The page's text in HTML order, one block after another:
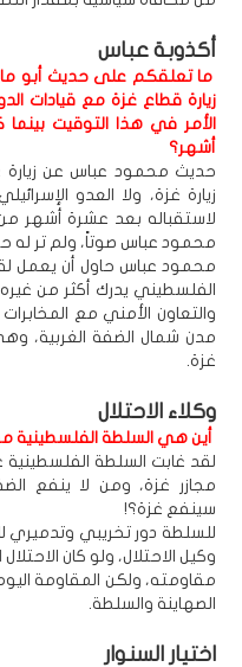
أكذوبة عباس
ما تعلقكم على حديث أبو
زيارة قطاع غزة مع قيادات
الأمر في هذا التوقيت
أشهر؟
حديث محمود عباس عن زيارة
زيارة غزة، ولا العدو
لاستقباله بعد عشرة أشهر
محمود عباس صوتاً، ولم تر له
محمود عباس حاول أن يعمل
الفلسطيني يدرك أكثر من
والتعاون الأمني مع المخابرات
مدن شمال الضفة الغربية،
غزة.
وكلاء الاحتلال
أين هي السلطة الفلسطينية
لقد غابت السلطة
مجازر غزة، ومن لا ينفع
سينفع غزة؟!
للسلطة دور تخريبي وتدميري
وكيل الاحتلال، ولو كان
مقاومته، ولكن المقاومة
الصهاينة والسلطة.
اختيار السنوار